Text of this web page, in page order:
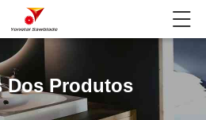
Dos Produtos